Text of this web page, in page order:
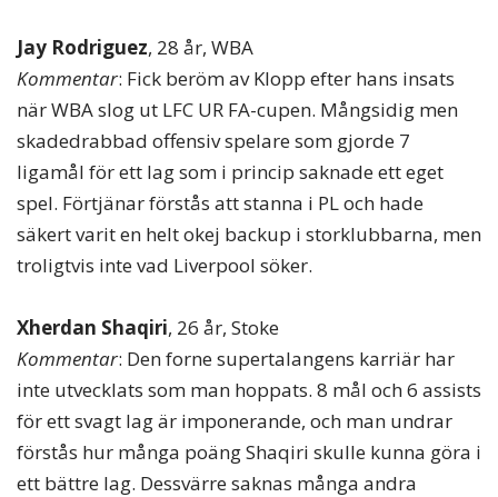
Jay Rodriguez, 28 år, WBA
Kommentar: Fick beröm av Klopp efter hans insats
när WBA slog ut LFC UR FA-cupen. Mångsidig men
skadedrabbad offensiv spelare som gjorde 7
ligamål för ett lag som i princip saknade ett eget
spel. Förtjänar förstås att stanna i PL och hade
säkert varit en helt okej backup i storklubbarna, men
troligtvis inte vad Liverpool söker.
Xherdan Shaqiri, 26 år, Stoke
Kommentar: Den forne supertalangens karriär har
inte utvecklats som man hoppats. 8 mål och 6 assists
för ett svagt lag är imponerande, och man undrar
förstås hur många poäng Shaqiri skulle kunna göra i
ett bättre lag. Dessvärre saknas många andra